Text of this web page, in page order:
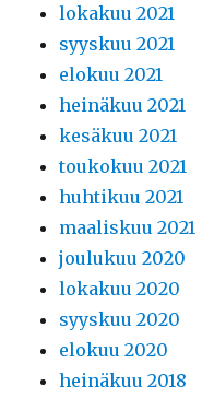
lokakuu 2021
syyskuu 2021
elokuu 2021
heinäkuu 2021
kesäkuu 2021
toukokuu 2021
huhtikuu 2021
maaliskuu 2021
joulukuu 2020
lokakuu 2020
syyskuu 2020
elokuu 2020
heinäkuu 2018